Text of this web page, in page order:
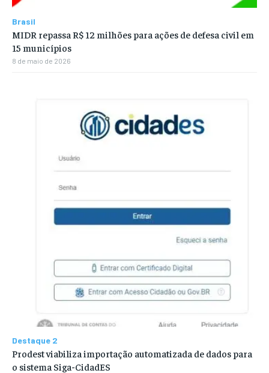
Brasil
MIDR repassa R$ 12 milhões para ações de defesa civil em
15 municípios
8 de maio de 2026
Destaque 2
Prodest viabiliza importação automatizada de dados para
o sistema Siga-CidadES